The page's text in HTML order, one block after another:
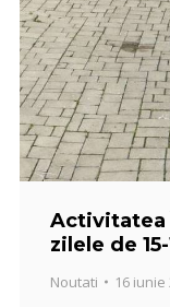
Activitatea
zilele de
Noutati 16 iunie